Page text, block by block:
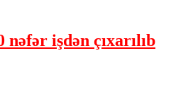
nəfər işdən çıxarılıb